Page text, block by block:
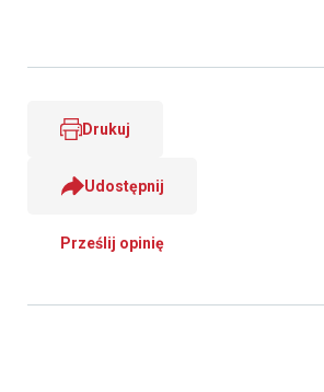
Drukuj
Udostępnij
Prześlij opinię